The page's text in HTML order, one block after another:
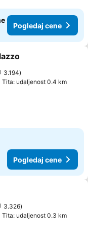
Pogledaj cene
favorite
3.194
Tita: udaljenost 0.4 km
Pogledaj cene
favorite
3.326
Tita: udaljenost 0.3 km